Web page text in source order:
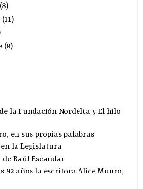
8)
(11)
(8)
la Fundación Nordelta y El hilo
en sus propias palabras
la Legislatura
de Raúl Escandar
92 años la escritora Alice Munro,